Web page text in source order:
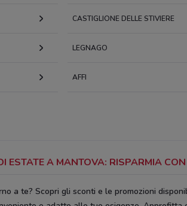
CASTIGLIONE DELLE STIVIERE
LEGNAGO
AFFI
ESTATE A MANTOVA: RISPARMIA
a te? Scopri gli sconti e le promozioni